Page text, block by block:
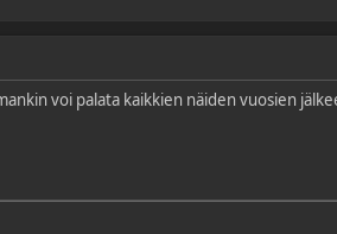
voi palata kaikkien näiden vuosien